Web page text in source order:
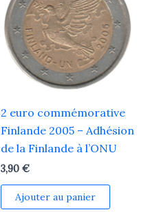
2 euro commémorative
Finlande 2005 – Adhésion
de la Finlande à l’ONU
3,90 €
Ajouter au panier